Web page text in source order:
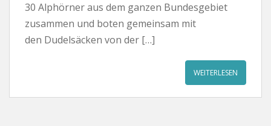
30 Alphörner aus dem ganzen Bundesgebiet
zusammen und boten gemeinsam mit
den Dudelsäcken von der […]
WEITERLESEN